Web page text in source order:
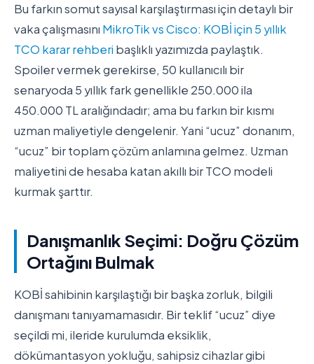
Bu farkın somut sayısal karşılaştırması için detaylı bir
vaka çalışmasını MikroTik vs Cisco: KOBİ için 5 yıllık
TCO karar rehberi başlıklı yazımızda paylaştık.
Spoiler vermek gerekirse, 50 kullanıcılı bir
senaryoda 5 yıllık fark genellikle 250.000 ila
450.000 TL aralığındadır; ama bu farkın bir kısmı
uzman maliyetiyle dengelenir. Yani “ucuz” donanım,
“ucuz” bir toplam çözüm anlamına gelmez. Uzman
maliyetini de hesaba katan akıllı bir TCO modeli
kurmak şarttır.
Danışmanlık Seçimi: Doğru Çözüm
Ortağını Bulmak
KOBİ sahibinin karşılaştığı bir başka zorluk, bilgili
danışmanı tanıyamamasıdır. Bir teklif “ucuz” diye
seçildi mi, ileride kurulumda eksiklik,
dökümantasyon yokluğu, sahipsiz cihazlar gibi